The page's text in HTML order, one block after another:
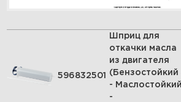
596832501
Шприц для
откачки масла
из двигателя
(Бензостойкий
- Маслостойкий
-